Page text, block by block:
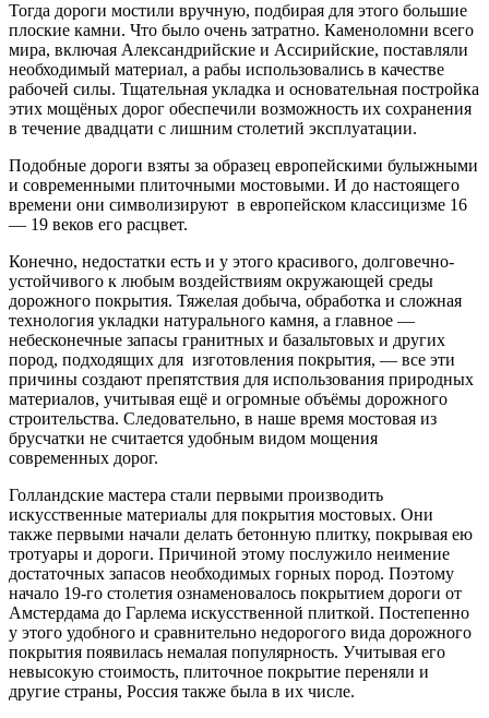
Тогда дороги мостили вручную, подбирая для этого большие
плоские камни. Что было очень затратно. Каменоломни всего
мира, включая Александрийские и Ассирийские, поставляли
необходимый материал, а рабы использовались в качестве
рабочей силы. Тщательная укладка и основательная постройка
этих мощёных дорог обеспечили возможность их сохранения
в течение двадцати с лишним столетий эксплуатации.
Подобные дороги взяты за образец европейскими булыжными
и современными плиточными мостовыми. И до настоящего
времени они символизируют в европейском классицизме 16
— 19 веков его расцвет.
Конечно, недостатки есть и у этого красивого, долговечно-
устойчивого к любым воздействиям окружающей среды
дорожного покрытия. Тяжелая добыча, обработка и сложная
технология укладки натурального камня, а главное —
небесконечные запасы гранитных и базальтовых и других
пород, подходящих для изготовления покрытия, — все эти
причины создают препятствия для использования природных
материалов, учитывая ещё и огромные объёмы дорожного
строительства. Следовательно, в наше время мостовая из
брусчатки не считается удобным видом мощения
современных дорог.
Голландские мастера стали первыми производить
искусственные материалы для покрытия мостовых. Они
также первыми начали делать бетонную плитку, покрывая ею
тротуары и дороги. Причиной этому послужило неимение
достаточных запасов необходимых горных пород. Поэтому
начало 19-го столетия ознаменовалось покрытием дороги от
Амстердама до Гарлема искусственной плиткой. Постепенно
у этого удобного и сравнительно недорогого вида дорожного
покрытия появилась немалая популярность. Учитывая его
невысокую стоимость, плиточное покрытие переняли и
другие страны, Россия также была в их числе.